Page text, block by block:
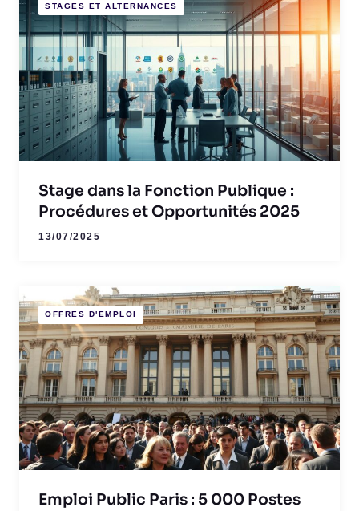
STAGES ET ALTERNANCES
Stage dans la Fonction Publique :
Procédures et Opportunités 2025
13/07/2025
OFFRES D'EMPLOI
Emploi Public Paris : 5 000 Postes